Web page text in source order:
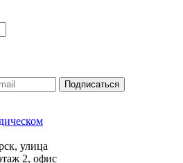
Подписаться
улица
2, офис